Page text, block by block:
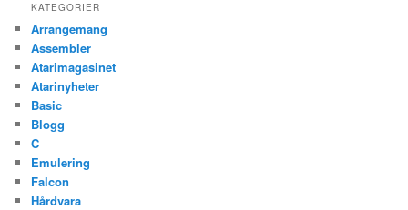
KATEGORIER
Arrangemang
Assembler
Atarimagasinet
Atarinyheter
Basic
Blogg
C
Emulering
Falcon
Hårdvara